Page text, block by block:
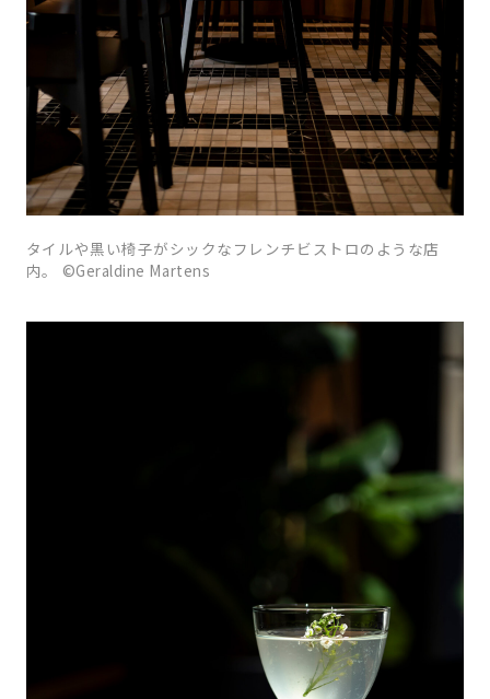
タイルや黒い椅子がシックなフレンチビストロのような店
内。 ©Geraldine Martens